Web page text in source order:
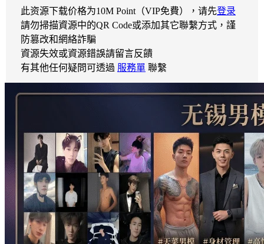
此资源下载价格为10M Point（VIP免費），请先登录
請勿掃描資源中的QR Code或添加其它聯繫方式，謹
防篡改和網絡詐騙
資源失效或資源錯誤請留言反饋
有其他任何疑問可透過 服務單 聯繫